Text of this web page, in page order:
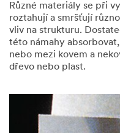
Některý
z našich
zástupců
vás
kontaktuje
telefonicky
e-
mailem
Různé materiály se při
roztahují a smršťují
vliv na strukturu.
této námahy
nebo mezi kovem a
dřevo nebo plast.